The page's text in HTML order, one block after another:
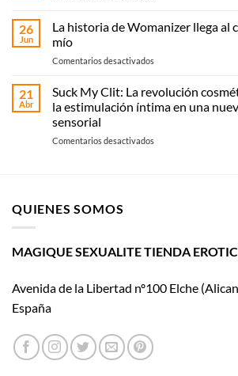
online
en
Sexualité
elegir
vibrador:
práctica
tipo
26
Jun
La historia de Womanizer llega al
mío
Comentarios desactivadosen
historia
de
Womanizer
al
21
Abr
Suck My Clit: La revolución
la estimulación íntima en una
sensorial
Comentarios desactivadosen
convierte
íntima
QUIENES SOMOS
MAGIQUE SEXUALITE TIENDA
Avenida de la Libertad nº100 Elche
España